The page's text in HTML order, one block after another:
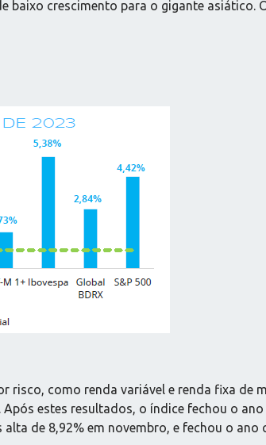
crescimento para o gigante asiático.
risco, como renda variável e renda fixa de
estes resultados, o índice fechou o
de 8,92% em novembro, e fechou o ano